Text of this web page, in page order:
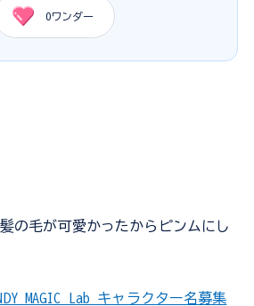
0ワンダー
の毛が可愛かったからピンムにし
MAGIC Lab キャラクター名募集